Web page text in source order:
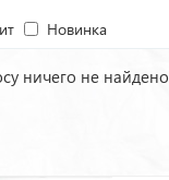
Новинка
ничего не найдено